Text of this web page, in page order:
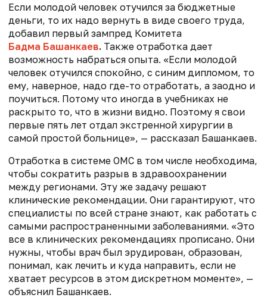
Если молодой человек отучился за бюджетные
деньги, то их надо вернуть в виде своего труда,
добавил первый зампред Комитета
Бадма Башанкаев. Также отработка дает
возможность набраться опыта. «Если молодой
человек отучился спокойно, с синим дипломом, то
ему, наверное, надо где-то отработать, а заодно и
поучиться. Потому что иногда в учебниках не
раскрыто то, что в жизни видно. Поэтому я свои
первые пять лет отдал экстренной хирургии в
самой простой больнице», — рассказал Башанкаев.
Отработка в системе ОМС в том числе необходима,
чтобы сократить разрыв в здравоохранении
между регионами. Эту же задачу решают
клинические рекомендации. Они гарантируют, что
специалисты по всей стране знают, как работать с
самыми распространенными заболеваниями. «Это
все в клинических рекомендациях прописано. Они
нужны, чтобы врач был эрудирован, образован,
понимал, как лечить и куда направить, если не
хватает ресурсов в этом дискретном моменте», —
объяснил Башанкаев.